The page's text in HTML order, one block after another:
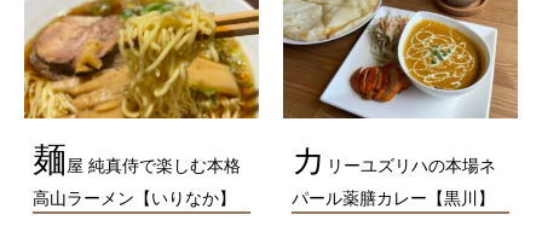
麺屋 純真侍で楽しむ本格
高山ラーメン【いりなか】
カ リーユズリハの本場ネ
パール薬膳カレー【黒川】